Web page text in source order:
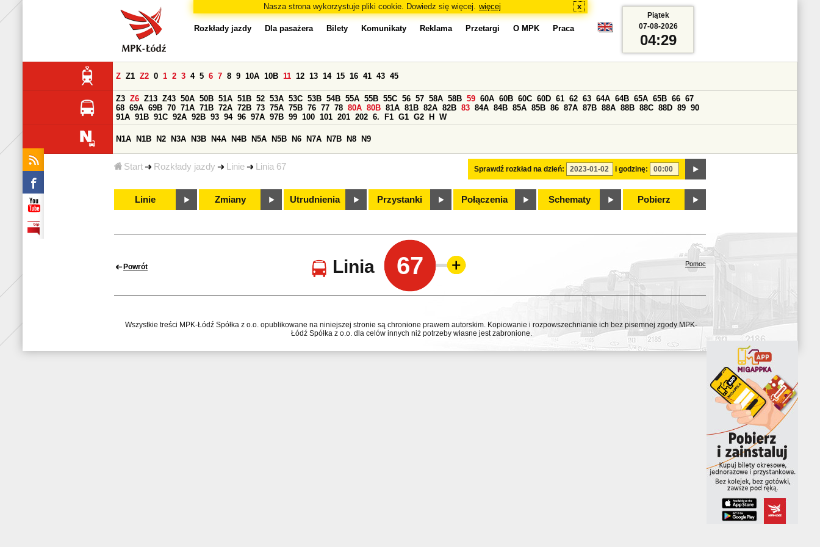
Nasza strona wykorzystuje pliki cookie. Dowiedz się więcej. więcej x
Start Rozkłady jazdy Linie Linia 67
Rozkłady jazdy Dla pasażera Bilety Komunikaty Reklama Przetargi O MPK Praca
Sprawdź rozkład na dzień: i godzinę:
Z Z1 Z2 0 1 2 3 4 5 6 7 8 9 10A 10B 11 12 13 14 15 16 41 43 45
Z3 Z6 Z13 Z43 50A 50B 51A 51B 52 53A 53C 53B 54B 55A 55B 55C 56 57 58A 58B 59 60A 60B 60C 60D 61 62 63 64A 64B 65A 65B 66 67
68 69A 69B 70 71A 71B 72A 72B 73 75A 75B 76 77 78 80A 80B 81A 81B 82A 82B 83 84A 84B 85A 85B 86 87A 87B 88A 88B 88C 88D 89 90
91A 91B 91C 92A 92B 93 94 96 97A 97B 99 100 101 201 202 6. F1 G1 G2 H W
N1A N1B N2 N3A N3B N4A N4B N5A N5B N6 N7A N7B N8 N9
Linie Zmiany Utrudnienia Przystanki Połączenia Schematy Pobierz
Piątek
07-08-2026
04:29
Powrót Linia 67 Pomoc
Wszystkie treści MPK-Łódź Spółka z o.o. opublikowane na niniejszej stronie są chronione prawem autorskim. Kopiowanie i rozpowszechnianie ich bez pisemnej zgody MPK-
Łódź Spółka z o.o. dla celów innych niż potrzeby własne jest zabronione.